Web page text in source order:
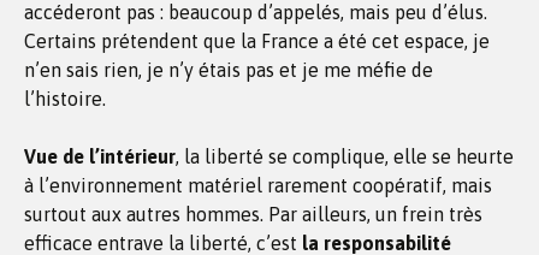
accéderont pas : beaucoup d’appelés, mais peu d’élus.
Certains prétendent que la France a été cet espace, je
n’en sais rien, je n’y étais pas et je me méfie de
l’histoire.
Vue de l’intérieur, la liberté se complique, elle se heurte
à l’environnement matériel rarement coopératif, mais
surtout aux autres hommes. Par ailleurs, un frein très
efficace entrave la liberté, c’est la responsabilité